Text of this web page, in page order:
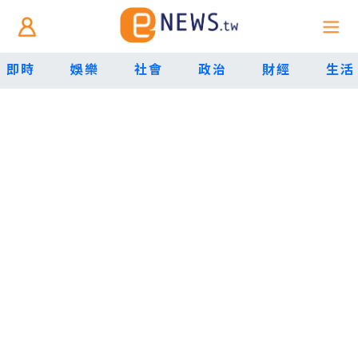
即時 娛樂 社會 政治 財經 生活